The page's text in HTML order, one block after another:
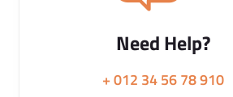
Need Help?
+ 012 34 56 78 910